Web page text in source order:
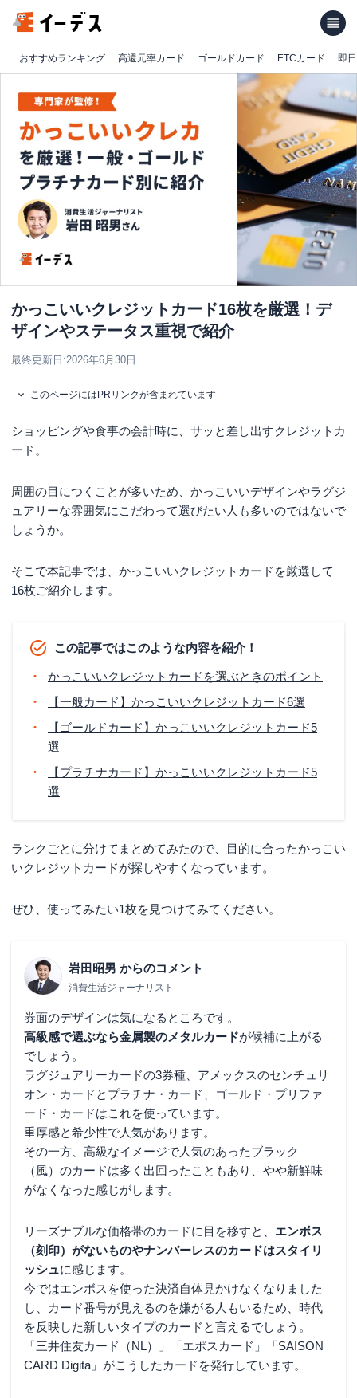
おすすめランキング 高還元率カード ゴールドカード ETCカード 即
かっこいいクレジットカード16枚を厳選！デ
ザインやステータス重視で紹介
最終更新日:2026年6月30日
このページにはPRリンクが含まれています
ショッピングや食事の会計時に、サッと差し出すクレジットカ
ード。
周囲の目につくことが多いため、かっこいいデザインやラグジ
ュアリーな雰囲気にこだわって選びたい人も多いのではないで
しょうか。
そこで本記事では、かっこいいクレジットカードを厳選して
16枚ご紹介します。
この記事ではこのような内容を紹介！
かっこいいクレジットカードを選ぶときのポイント
【一般カード】かっこいいクレジットカード6選
【ゴールドカード】かっこいいクレジットカード5
選
【プラチナカード】かっこいいクレジットカード5
選
ランクごとに分けてまとめてみたので、目的に合ったかっこい
いクレジットカードが探しやすくなっています。
ぜひ、使ってみたい1枚を見つけてみてください。
岩田昭男 からのコメント
消費生活ジャーナリスト
券面のデザインは気になるところです。
高級感で選ぶなら金属製のメタルカードが候補に上がる
でしょう。
ラグジュアリーカードの3券種、アメックスのセンチュリ
オン・カードとプラチナ・カード、ゴールド・プリファ
ード・カードはこれを使っています。
重厚感と希少性で人気があります。
その一方、高級なイメージで人気のあったブラック
（風）のカードは多く出回ったこともあり、やや新鮮味
がなくなった感じがします。
リーズナブルな価格帯のカードに目を移すと、 エンボス
（刻印）がないものやナンバーレスのカードはスタイリ
ッシュに感じます。
今ではエンボスを使った決済自体見かけなくなりました
し、カード番号が見えるのを嫌がる人もいるため、時代
を反映した新しいタイプのカードと言えるでしょう。
「三井住友カード（NL）」「エポスカード」「SAISON
CARD Digita」がこうしたカードを発行しています。